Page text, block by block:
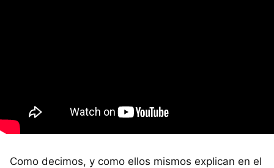
Como decimos, y como ellos mismos explican en el